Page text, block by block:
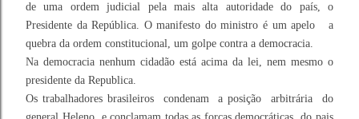
de uma ordem judicial pela mais alta autoridade do país, o
Presidente da República. O manifesto do ministro é um apelo a
quebra da ordem constitucional, um golpe contra a democracia.
Na democracia nenhum cidadão está acima da lei, nem mesmo o
presidente da Republica.
Os trabalhadores brasileiros condenam a posição arbitrária do